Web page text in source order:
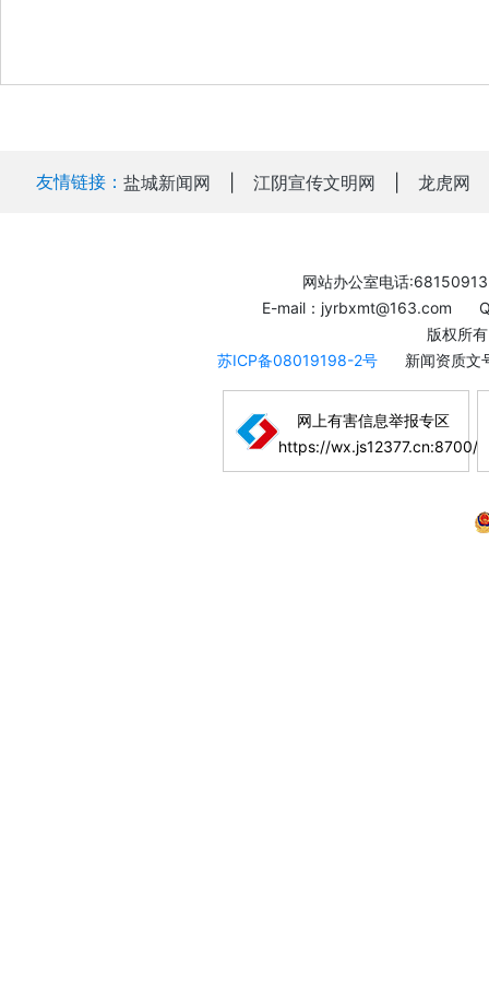
友情链接： 盐城新闻网 江阴宣传文明网 龙虎网
网站办公室电话:68150913
E-mail：jyrbxmt@163.com
版权所
苏ICP备08019198-2号
新闻资质
网上有害信息举报专区
https://wx.js12377.cn:8700/